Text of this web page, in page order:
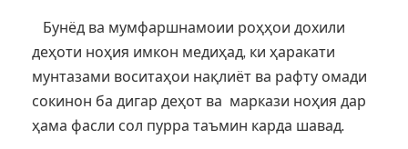
Бунёд ва мумфаршнамоии роҳҳои дохили
деҳоти ноҳия имкон медиҳад, ки ҳаракати
мунтазами воситаҳои нақлиёт ва рафту омади
сокинон ба дигар деҳот ва маркази ноҳия дар
ҳама фасли сол пурра таъмин карда шавад.